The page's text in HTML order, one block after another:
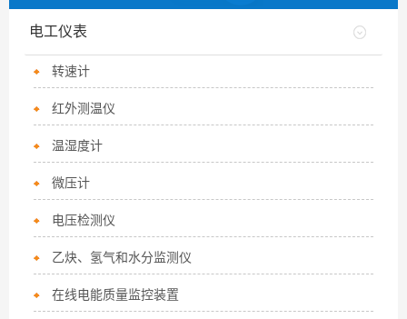
电工仪表
转速计
红外测温仪
温湿度计
微压计
电压检测仪
乙炔、氢气和水分监测仪
在线电能质量监控装置